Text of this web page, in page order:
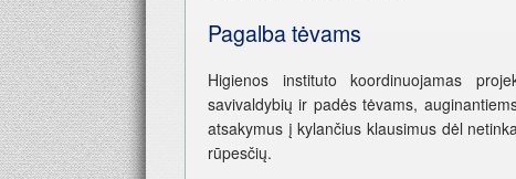
Pagalba tėvams
Higienos instituto koordinuojamas
savivaldybių ir padės tėvams,
atsakymus į kylančius klausimus dėl
rūpesčių.